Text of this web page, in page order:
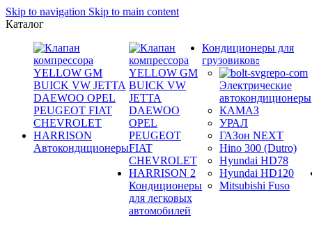
Skip to navigation Skip to main content
Каталог
Автокондиционеры
Кондиционеры
для легковых
автомобилей
Кондиционеры для
грузовиков
Электрические
автокондиционеры
КАМАЗ
УРАЛ
ГАЗон NEXT
Hino 300 (Dutro)
Hyundai HD78
Hyundai HD120
Mitsubishi Fuso